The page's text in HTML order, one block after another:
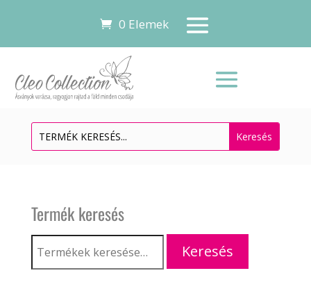
0 Elemek
Termék keresés
Keresés
következőre:
Keresés